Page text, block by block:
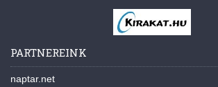
PARTNEREINK
naptar.net